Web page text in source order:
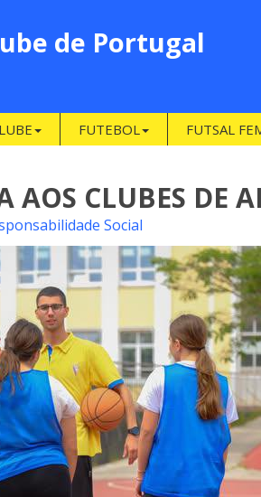
de Portugal
FUTEBOL FUTSAL
AOS CLUBES DE
Social